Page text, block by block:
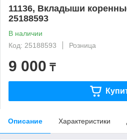
11136, Вкладыши
25188593
В наличии
Код: 25188593
Розница
9 000 ₸
Описание Характеристики